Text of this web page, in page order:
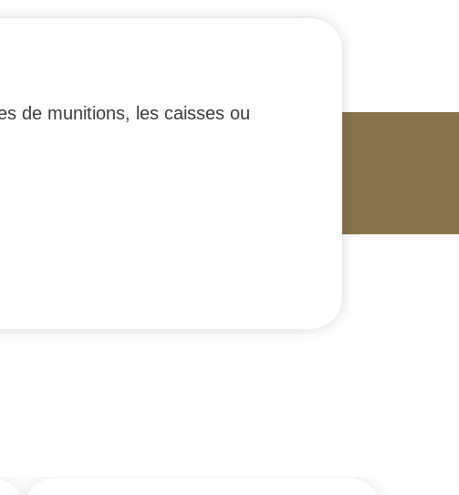
de munitions, les caisses ou